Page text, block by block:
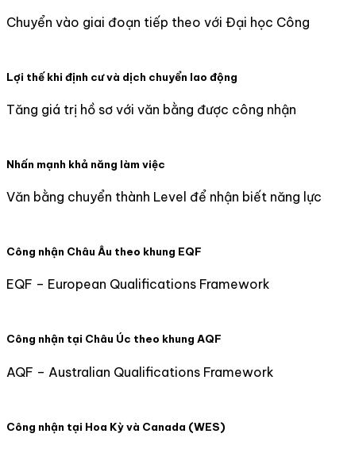
Chuyển vào giai đoạn tiếp theo với Đại học Công
Lợi thế khi định cư và dịch chuyển lao động
Tăng giá trị hồ sơ với văn bằng được công nhận
Nhấn mạnh khả năng làm việc
Văn bằng chuyển thành Level để nhận biết năng lực
Công nhận Châu Âu theo khung EQF
EQF – European Qualifications Framework
Công nhận tại Châu Úc theo khung AQF
AQF – Australian Qualifications Framework
Công nhận tại Hoa Kỳ và Canada (WES)